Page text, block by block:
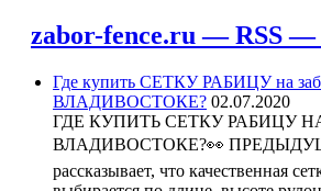
zabor-fence.ru — RSS —
Где купить СЕТКУ РАБИЦУ на
ВЛАДИВОСТОКЕ? 02.07.2020
ГДЕ КУПИТЬ СЕТКУ РАБИЦУ
ВЛАДИВОСТОКЕ?👀
рассказывает, что качественная